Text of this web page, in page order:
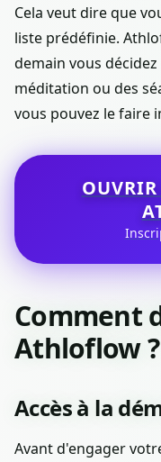
Cela veut dire que
liste prédéfinie.
demain vous
méditation ou des
vous pouvez le faire
Comment
Athloflow ?
Accès à la
Avant d'engager